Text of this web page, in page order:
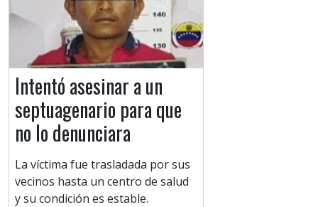
Intentó asesinar a un
septuagenario para que
no lo denunciara
La víctima fue trasladada por sus
vecinos hasta un centro de salud
y su condición es estable.